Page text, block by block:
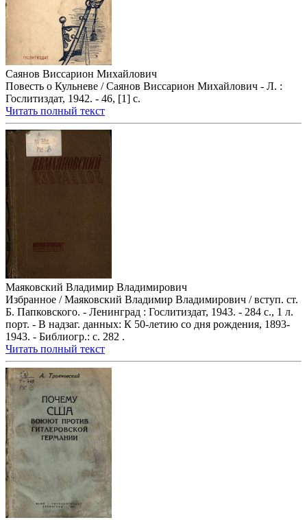
Саянов Виссарион Михайлович
Повесть о Кульневе / Саянов Виссарион Михайлович - Л. :
Гослитиздат, 1942. - 46, [1] с.
Читать полный текст
Маяковский Владимир Владимирович
Избранное / Маяковский Владимир Владимирович / вступ. ст.
Б. Папковского. - Ленинград : Гослитиздат, 1943. - 284 с., 1 л.
порт. - В надзаг. данных: К 50-летию со дня рождения, 1893-
1943. - Библиогр.: с. 282 .
Читать полный текст